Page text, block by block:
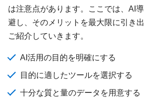
は注意点があります。ここでは、AI
避し、そのメリットを最大限に引き
ご紹介していきます。
AI活用の目的を明確にする
目的に適したツールを選択する
十分な質と量のデータを用意する